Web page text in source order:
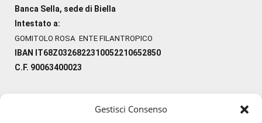
Gestisci Consenso
Banca Sella, sede di Biella
Intestato a:
GOMITOLO ROSA ENTE FILANTROPICO
IBAN IT68Z0326822310052210652850
C.F. 90063400023